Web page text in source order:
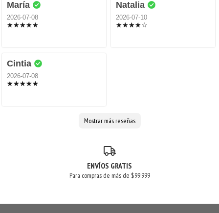
María
2026-07-08
Natalia
2026-07-10
Cintia
2026-07-08
Mostrar más reseñas
ENVÍOS GRATIS
Para compras de más de $99.999